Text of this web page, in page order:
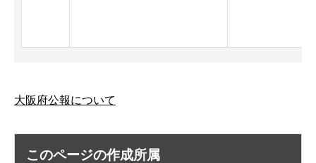
大阪府公報について
このページの作成所属